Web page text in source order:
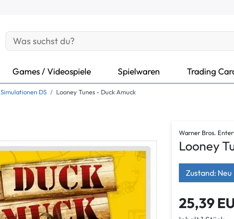
Games / Videospiele Spielwaren Trading
Simulationen DS Looney Tunes - Duck Amuck
Warner Bros.
Looney
Zustand: Neu
25,39